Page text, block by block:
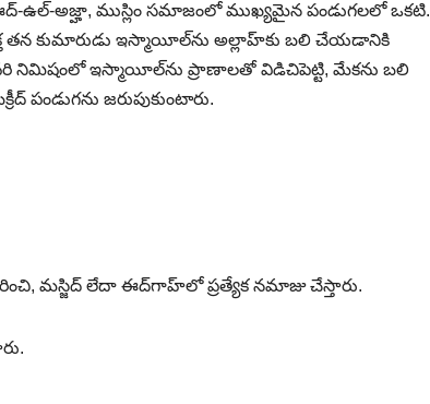
ఈద్-ఉల్-అజ్హా, ముస్లిం సమాజంలో ముఖ్యమైన పండుగలలో ఒకటి.
తన కుమారుడు ఇస్మాయీల్‌ను అల్లాహ్‌కు బలి చేయడానికి
చివరి నిమిషంలో ఇస్మాయీల్‌ను ప్రాణాలతో విడిచిపెట్టి, మేకను బలి
పండుగను జరుపుకుంటారు.
మస్జిద్ లేదా ఈద్‌గాహ్‌లో ప్రత్యేక నమాజు చేస్తారు.